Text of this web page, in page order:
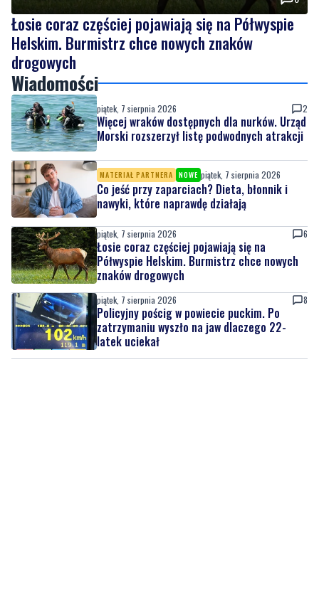
Łosie coraz częściej pojawiają się na Półwyspie
Helskim. Burmistrz chce nowych znaków
drogowych
Wiadomości
piątek, 7 sierpnia 2026 2
Więcej wraków dostępnych dla nurków. Urząd
Morski rozszerzył listę podwodnych atrakcji
MATERIAŁ PARTNERA NOWE piątek, 7 sierpnia 2026
Co jeść przy zaparciach? Dieta, błonnik i
nawyki, które naprawdę działają
piątek, 7 sierpnia 2026 6
Łosie coraz częściej pojawiają się na
Półwyspie Helskim. Burmistrz chce nowych
znaków drogowych
piątek, 7 sierpnia 2026 8
Policyjny pościg w powiecie puckim. Po
zatrzymaniu wyszło na jaw dlaczego 22-
latek uciekał